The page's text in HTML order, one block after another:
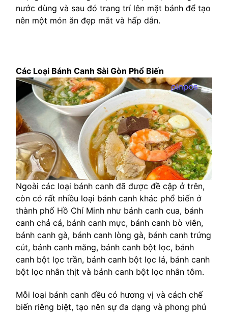
nước dùng và sau đó trang trí lên mặt bánh để tạo
nên một món ăn đẹp mắt và hấp dẫn.
Các Loại Bánh Canh Sài Gòn Phổ Biến
Ngoài các loại bánh canh đã được đề cập ở trên,
còn có rất nhiều loại bánh canh khác phổ biến ở
thành phố Hồ Chí Minh như bánh canh cua, bánh
canh chả cá, bánh canh mực, bánh canh bò viên,
bánh canh gà, bánh canh lòng gà, bánh canh trứng
cút, bánh canh măng, bánh canh bột lọc, bánh
canh bột lọc trần, bánh canh bột lọc lá, bánh canh
bột lọc nhân thịt và bánh canh bột lọc nhân tôm.
Mỗi loại bánh canh đều có hương vị và cách chế
biến riêng biệt, tạo nên sự đa dạng và phong phú